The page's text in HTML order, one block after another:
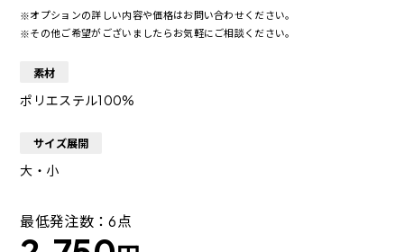
オプションの詳しい内容や価格はお問い合わせください。
その他ご希望がございましたらお気軽にご相談ください。
素材
ポリエステル100%
サイズ展開
大・小
最低発注数：6点